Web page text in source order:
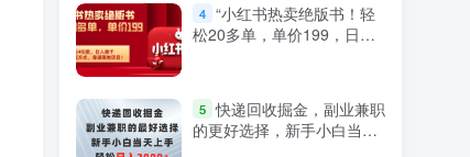
4 “小红书热卖绝版书！轻
松20多单，单价199，日入
5 快递回收掘金，副业兼职
的更好选择，新手小白当天